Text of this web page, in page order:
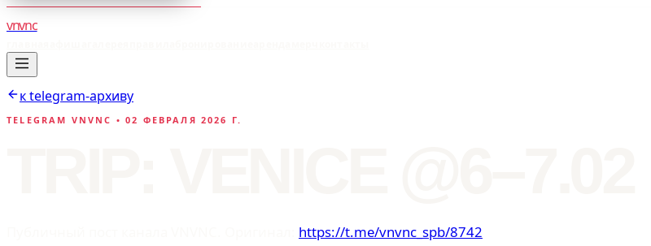
vnvnc
к telegram-архиву
TELEGRAM VNVNC • 02 ФЕВРАЛЯ 2026 Г.
https://t.me/vnvnc_spb/8742